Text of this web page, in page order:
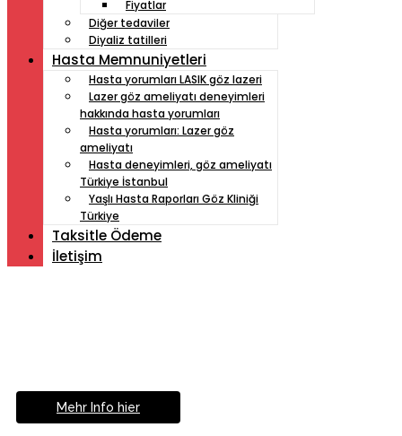
Fiyatlar
Diğer tedaviler
Diyaliz tatilleri
Hasta Memnuniyetleri
Hasta yorumları LASIK göz lazeri
Lazer göz ameliyatı deneyimleri
hakkında hasta yorumları
Hasta yorumları: Lazer göz
ameliyatı
Hasta deneyimleri, göz ameliyatı
Türkiye İstanbul
Yaşlı Hasta Raporları Göz Kliniği
Türkiye
Taksitle Ödeme
İletişim
Mehr Info hier